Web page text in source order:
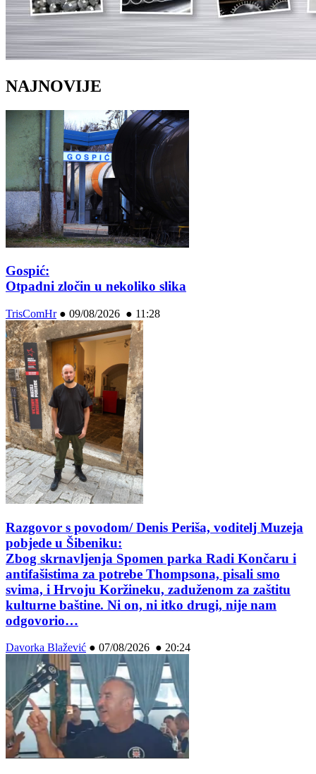
NAJNOVIJE
Gospić:
Otpadni zločin u nekoliko slika
TrisComHr● 09/08/2026 ● 11:28
Razgovor s povodom/ Denis Periša, voditelj Muzeja
pobjede u Šibeniku:
Zbog skrnavljenja Spomen parka Radi Končaru i
antifašistima za potrebe Thompsona, pisali smo
svima, i Hrvoju Koržineku, zaduženom za zaštitu
kulturne baštine. Ni on, ni itko drugi, nije nam
odgovorio…
Davorka Blažević ● 07/08/2026 ● 20:24